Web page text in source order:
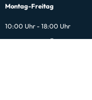
Montag-Freitag
10:00 Uhr - 18:00 Uhr